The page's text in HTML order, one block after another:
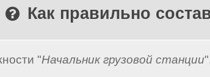
Как правильно
"Начальник грузовой станции